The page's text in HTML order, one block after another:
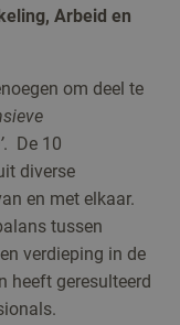
Arbeid en
om deel te
. De 10
diverse
en met elkaar.
tussen
verdieping in de
heeft geresulteerd